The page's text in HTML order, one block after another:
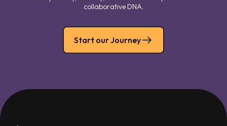
collaborative DNA.
Start our Journey